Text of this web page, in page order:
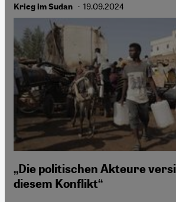
Krieg im Sudan · 19.09.2024
„Die politischen Akteure
diesem Konflikt“